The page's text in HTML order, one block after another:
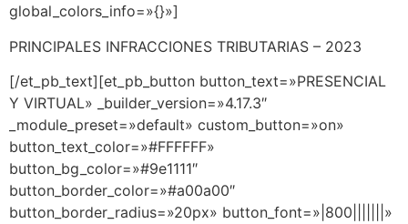
global_colors_info=»{}»]
PRINCIPALES INFRACCIONES TRIBUTARIAS – 2023
[/et_pb_text][et_pb_button button_text=»PRESENCIAL
Y VIRTUAL» _builder_version=»4.17.3″
_module_preset=»default» custom_button=»on»
button_text_color=»#FFFFFF»
button_bg_color=»#9e1111″
button_border_color=»#a00a00″
button_border_radius=»20px» button_font=»|800|||||||»